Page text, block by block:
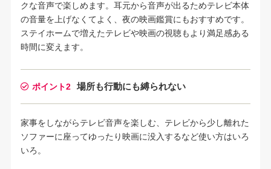
クな音声で楽しめます。耳元から音声が出るためテレビ本体
の音量を上げなくてよく、夜の映画鑑賞にもおすすめです。
ステイホームで増えたテレビや映画の視聴もより満足感ある
時間に変えます。
ポイント2 場所も行動にも縛られない
家事をしながらテレビ音声を楽しむ、テレビから少し離れた
ソファーに座ってゆったり映画に没入するなど使い方はいろ
いろ。